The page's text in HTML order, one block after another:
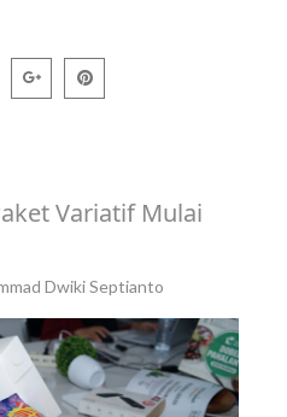
Variatif Mulai
Dwiki Septianto